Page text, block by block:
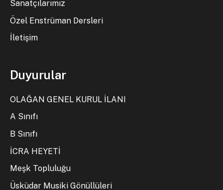
Sanatçılarımız
Özel Enstrüman Dersleri
İletişim
Duyurular
OLAĞAN GENEL KURUL İLANI
A Sınıfı
B Sınıfı
İCRA HEYETİ
Meşk Topluluğu
Üsküdar Musiki Gönüllüleri